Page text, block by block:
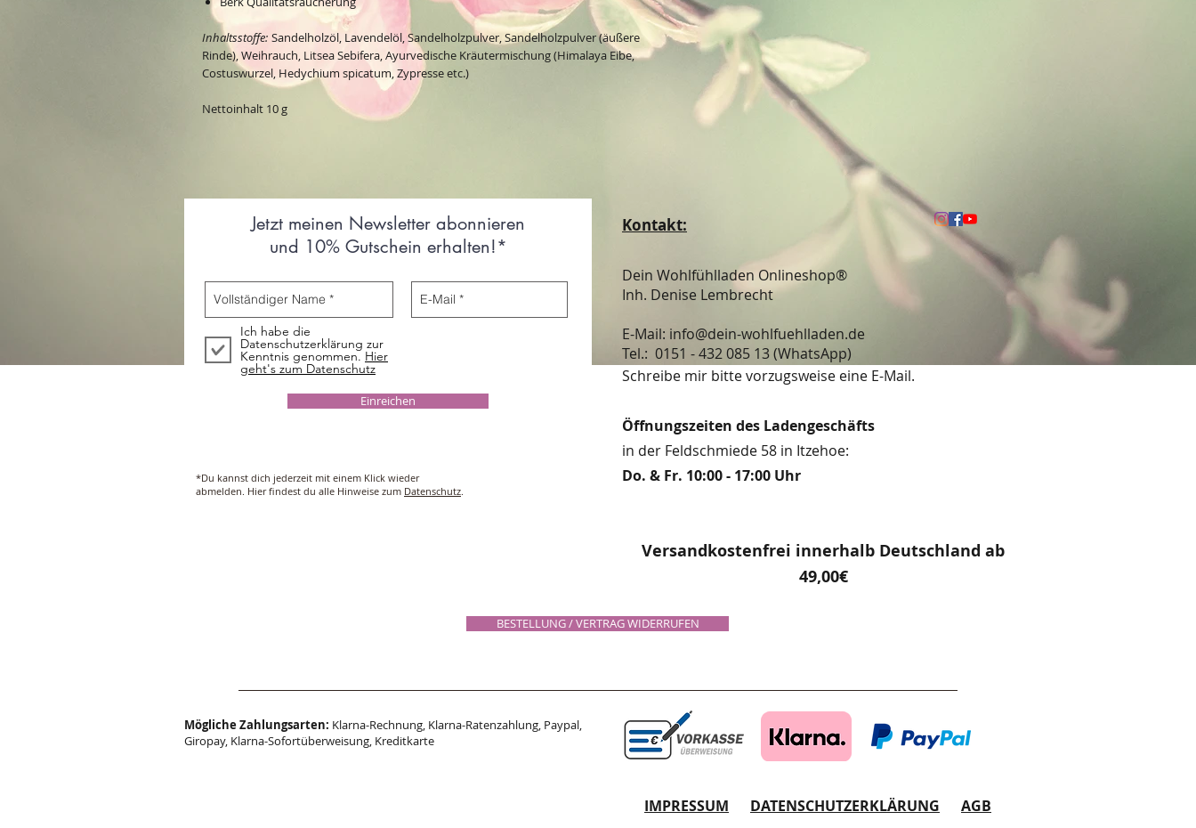
Inhaltsstoffe: Sandelholzöl, Lavendelöl, Sandelholzpulver, Sandelholzpulver (äußere
Rinde), Weihrauch, Litsea Sebifera, Ayurvedische Kräutermischung (Himalaya Eibe,
Costuswurzel, Hedychium spicatum, Zypresse etc.)
Nettoinhalt 10 g
Jetzt meinen Newsletter abonnieren
und 10% Gutschein erhalten!*
Ich habe die
Datenschutzerklärung zur
Kenntnis genommen. Hier
geht's zum Datenschutz
Einreichen
*Du kannst dich jederzeit mit einem Klick wieder
abmelden. Hier findest du alle Hinweise zum Datenschutz.
Kontakt:
Dein Wohlfühlladen Onlineshop®
Inh. Denise Lembrecht
E-Mail: info@dein-wohlfuehlladen.de
​​​​​​​​​​​​​​​​​​​​Tel.: 0151 - 432 085 13 (WhatsApp)
Schreibe mir bitte vorzugsweise eine E-Mail.
Öffnungszeiten des Ladengeschäfts
in der Feldschmiede 58 in Itzehoe:
Do. & Fr. 10:00 - 17:00 Uhr
Versandkostenfrei innerhalb Deutschland ab
49,00€
BESTELLUNG / VERTRAG WIDERRUFEN
Mögliche Zahlungsarten: Klarna-Rechnung, Klarna-Ratenzahlung, Paypal,
Giropay, Klarna-Sofortüberweisung, Kreditkarte
IMPRESSUM DATENSCHUTZERKLÄRUNG AGB